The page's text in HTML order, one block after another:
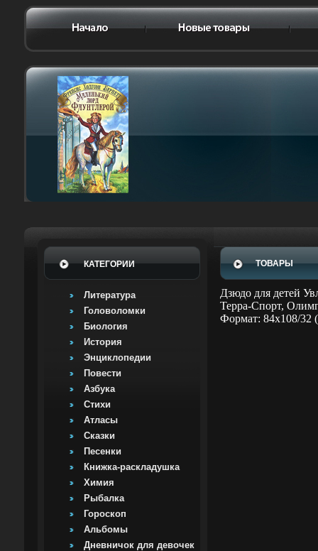
КАТЕГОРИИ
Литература
Головоломки
Биология
История
Энциклопедии
Повести
Азбука
Стихи
Атласы
Сказки
Песенки
Книжка-раскладушка
Химия
Рыбалка
Гороскоп
Альбомы
Дневничок для девочек
ТОВАРЫ
Дзюдо для детей
Терра-Спорт,
Формат: 84x108/32